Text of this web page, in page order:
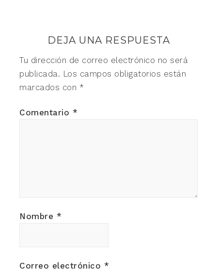
DEJA UNA RESPUESTA
Tu dirección de correo electrónico no será
publicada. Los campos obligatorios están
marcados con *
Comentario *
Nombre *
Correo electrónico *